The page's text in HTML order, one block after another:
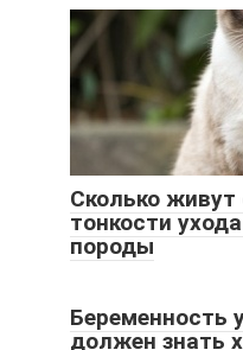
Сколько
тонкости
породы
Беременность
должен знать